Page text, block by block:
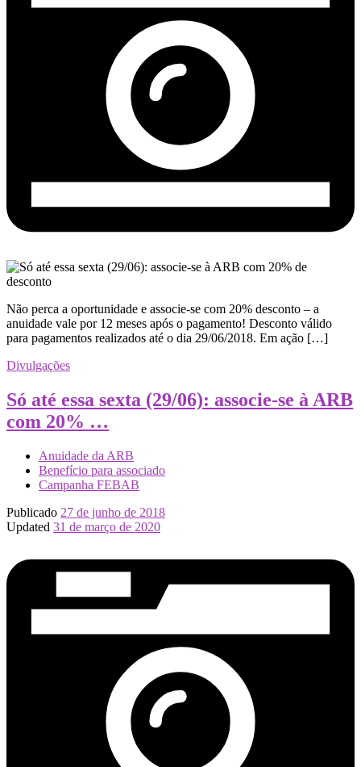
Não perca a oportunidade e associe-se com 20% desconto – a
anuidade vale por 12 meses após o pagamento! Desconto válido
para pagamentos realizados até o dia 29/06/2018. Em ação […]
Divulgações
Só até essa sexta (29/06): associe-se à ARB
com 20% …
Anuidade da ARB
Benefício para associado
Campanha FEBAB
Publicado 27 de junho de 2018
Updated 31 de março de 2020